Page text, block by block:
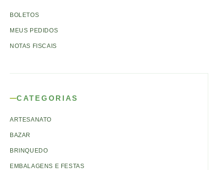
BOLETOS
MEUS PEDIDOS
NOTAS FISCAIS
CATEGORIAS
ARTESANATO
BAZAR
BRINQUEDO
EMBALAGENS E FESTAS